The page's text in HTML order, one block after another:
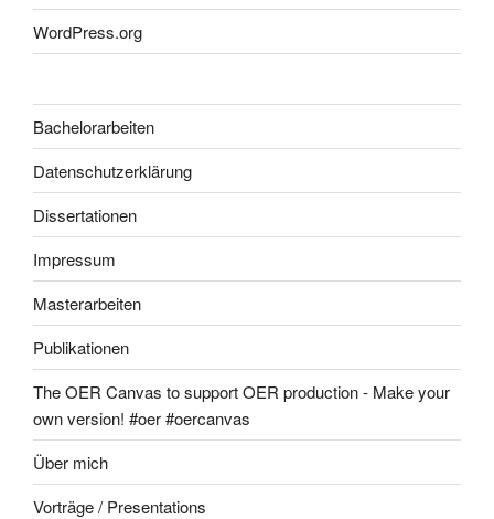
WordPress.org
Bachelorarbeiten
Datenschutzerklärung
Dissertationen
Impressum
Masterarbeiten
Publikationen
The OER Canvas to support OER production - Make your
own version! #oer #oercanvas
Über mich
Vorträge / Presentations